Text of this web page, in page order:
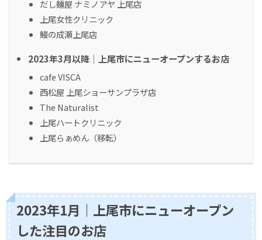
だし麺屋 ナミノアヤ 上尾店
上尾女性クリニック
鰻の成瀬上尾店
2023年3月以降｜上尾市にニューオープンするお店
cafe VISCA
西松屋 上尾ショーサンプラザ店
The Naturalist
上尾ハートクリニック
上尾らぁめん（移転）
2023年1月｜上尾市にニューオープン
した注目のお店